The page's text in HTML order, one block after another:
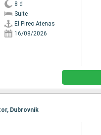
8 d
Suite
El Pireo Atenas
16/08/2026
Dubrovnik